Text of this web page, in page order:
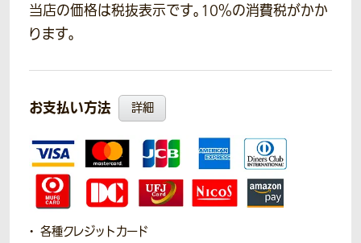
当店の価格は税抜表示です。10％の消費税がかか
ります。
お支払い方法 詳細
各種クレジットカード